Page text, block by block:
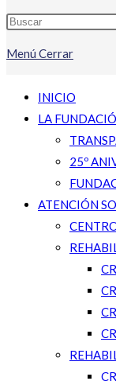
Menú Cerrar
INICIO
LA
25º
ATENCIÓN